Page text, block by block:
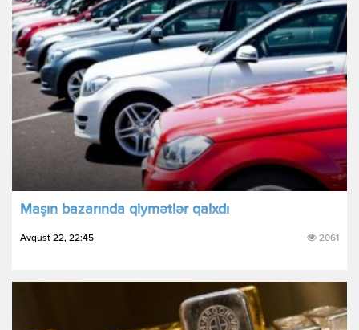
Maşın bazarında qiymətlər qalxdı
Avqust 22, 22:45 2061